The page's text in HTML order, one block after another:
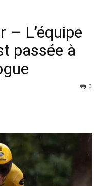
– L’équipe
passée à
0